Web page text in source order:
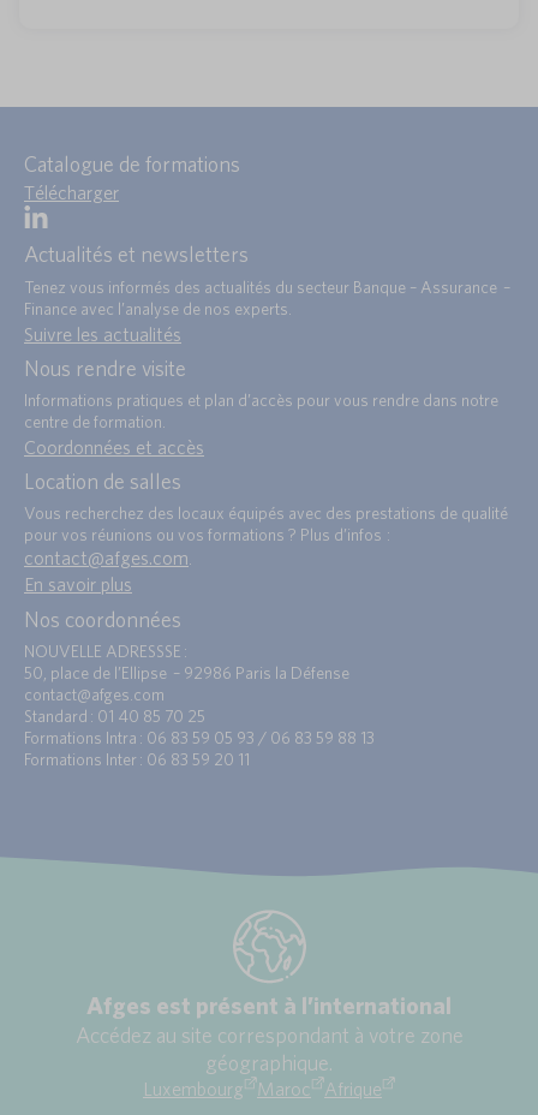
Catalogue de formations
Télécharger
Actualités et newsletters
Tenez vous informés des actualités du secteur Banque – Assurance –
Finance avec l’analyse de nos experts.
Suivre les actualités
Nous rendre visite
Informations pratiques et plan d’accès pour vous rendre dans notre
centre de formation.
Coordonnées et accès
Location de salles
Vous recherchez des locaux équipés avec des prestations de qualité
pour vos réunions ou vos formations ? Plus d’infos :
contact@afges.com.
En savoir plus
Nos coordonnées
NOUVELLE ADRESSSE :
50, place de l’Ellipse – 92986 Paris la Défense
contact@afges.com
Standard : 01 40 85 70 25
Formations Intra : 06 83 59 05 93 / 06 83 59 88 13
Formations Inter : 06 83 59 20 11
Afges est présent à l’international
Accédez au site correspondant à votre zone
géographique.
Luxembourg Maroc Afrique